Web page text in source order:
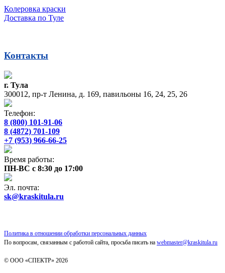
Колеровка краски
Доставка по Туле
Контакты
г. Тула
300012, пр-т Ленина, д. 169, павильоны 16, 24, 25, 26
Телефон:
8 (800) 101-91-06
8 (4872) 701-109
+7 (953) 966-66-25
Время работы:
ПН-ВС с 8:30 до 17:00
Эл. почта:
sk@kraskitula.ru
Политика в отношении обработки персональных данных
По вопросам, связанным с работой сайта, просьба писать на webmaster@kraskitula.ru
© ООО «СПЕКТР» 2026